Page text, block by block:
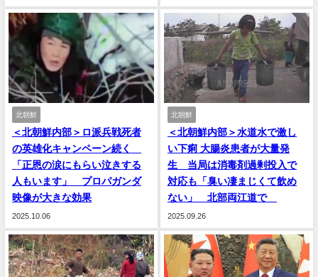
北朝鮮
＜北朝鮮内部＞ロ派兵戦死者
の英雄化キャンペーン続く
「正恩の涙にもらい泣きする
人もいます」 プロパガンダ
映像が大きな効果
2025.10.06
北朝鮮
＜北朝鮮内部＞水道水で激し
い下痢 大腸炎患者が大量発
生 当局は消毒剤過剰投入で
対応も「臭い凄まじくて飲め
ない」 北部両江道で
2025.09.26